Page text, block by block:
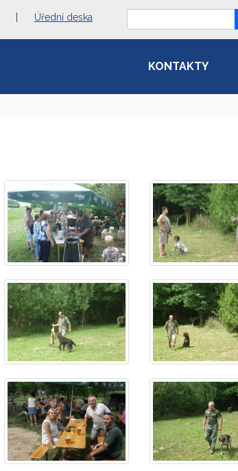
Úřední deska
KONTAKTY